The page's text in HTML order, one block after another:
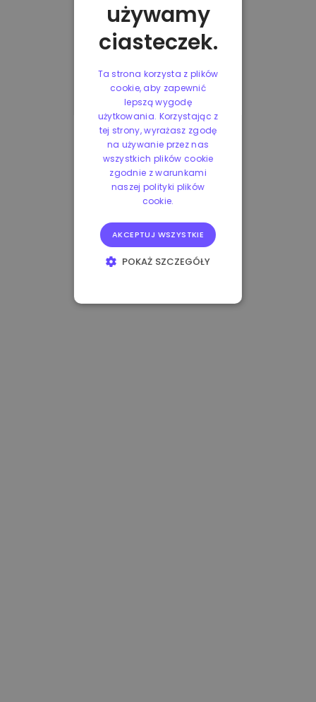
używamy
ciasteczek.
Ta strona korzysta z plików
cookie, aby zapewnić
lepszą wygodę
użytkowania. Korzystając z
tej strony, wyrażasz zgodę
na używanie przez nas
wszystkich plików cookie
zgodnie z warunkami
naszej polityki plików
cookie.
AKCEPTUJ WSZYSTKIE
POKAŻ SZCZEGÓŁY